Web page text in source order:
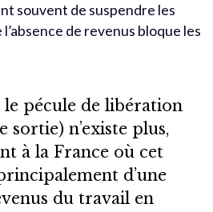
souvent de suspendre les
de revenus bloque les
le pécule de libération
sortie) n’existe plus,
à la France où cet
d’une
du travail en